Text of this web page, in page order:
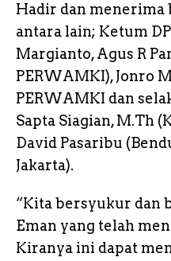
Hadir dan
antara lain; Ketum
Margianto, Agus R
PERWAMKI), Jonro
PERWAMKI dan
Sapta Siagian, M.Th
David Pasaribu
Jakarta).
“Kita bersyukur dan
Eman yang telah
Kiranya ini dapat